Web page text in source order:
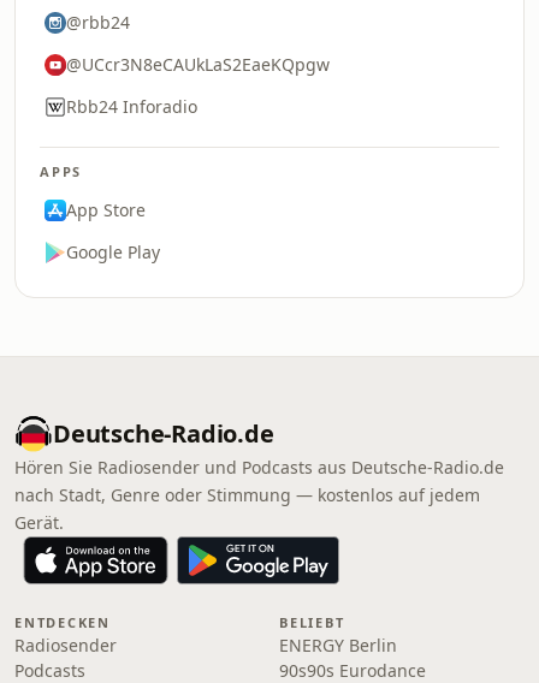
@rbb24
@UCcr3N8eCAUkLaS2EaeKQpgw
Rbb24 Inforadio
APPS
App Store
Google Play
Deutsche-Radio.de
Hören Sie Radiosender und Podcasts aus Deutsche-Radio.de
nach Stadt, Genre oder Stimmung — kostenlos auf jedem
Gerät.
ENTDECKEN
Radiosender
Podcasts
BELIEBT
ENERGY Berlin
90s90s Eurodance